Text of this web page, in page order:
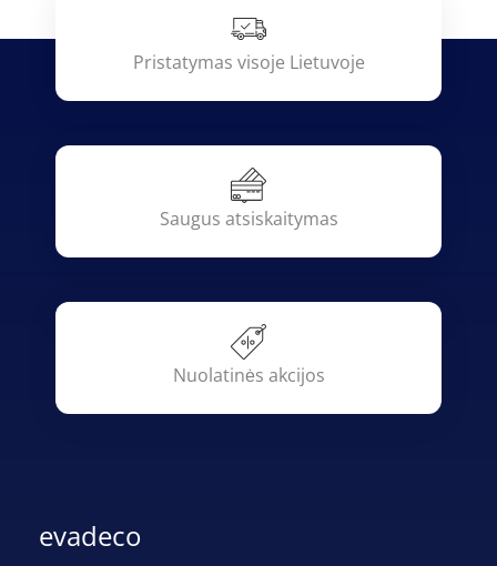
Pristatymas visoje Lietuvoje
Saugus atsiskaitymas
Nuolatinės akcijos
evadeco